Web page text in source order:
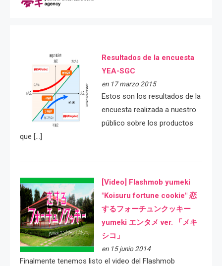
Resultados de la encuesta
YEA-SGC
en 17 marzo 2015
Estos son los resultados de la
encuesta realizada a nuestro
público sobre los productos
que […]
[Video] Flashmob yumeki
"Koisuru fortune cookie" 恋
するフォーチュンクッキー
yumeki エンタメ ver. 「メキ
シコ」
en 15 junio 2014
Finalmente tenemos listo el video del Flashmob